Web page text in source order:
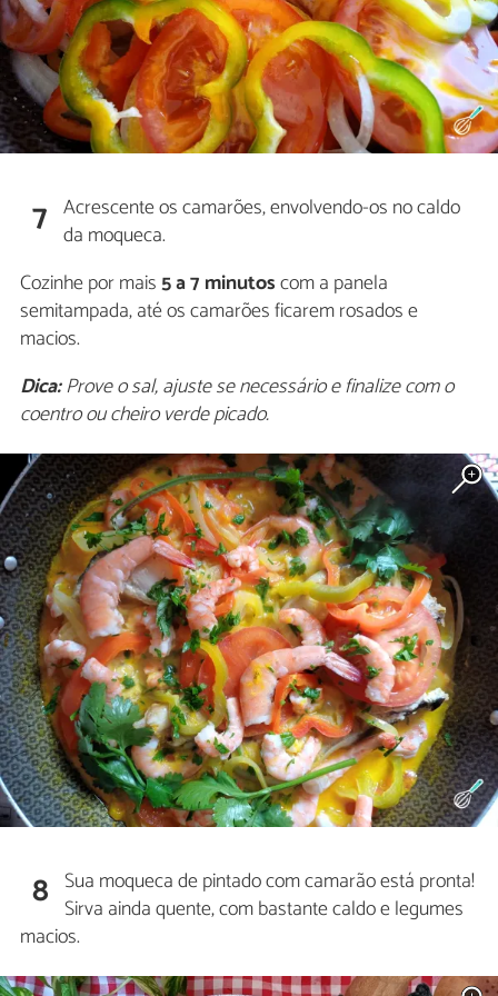
7 Acrescente os camarões, envolvendo-os no caldo
da moqueca.
Cozinhe por mais5 a 7 minutoscom a panela
semitampada, até os camarões ficarem rosados e
macios.
Dica:Prove o sal, ajuste se necessário e finalize com o
coentro ou cheiro verde picado.
8 Sua moqueca de pintado com camarão está pronta!
Sirva ainda quente, com bastante caldo e legumes
macios.